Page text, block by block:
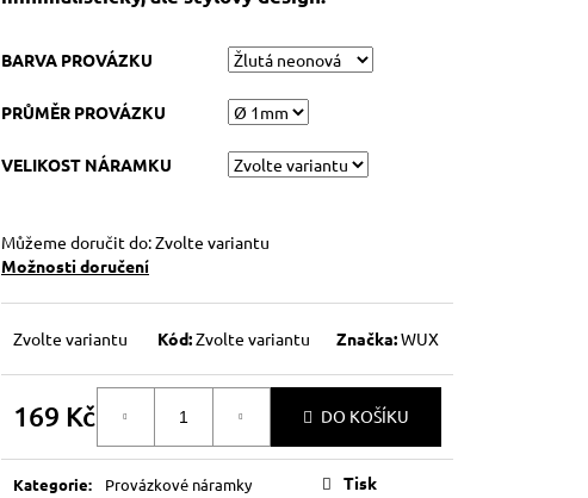
BARVA PROVÁZKU
PRŮMĚR PROVÁZKU
VELIKOST NÁRAMKU
Můžeme doručit do:Zvolte variantu
Možnosti doručení
Zvolte variantu Kód:Zvolte variantu Značka:WUX
169 Kč
cena:
DO KOŠÍKU
Kategorie:
Provázkové náramky
Tisk